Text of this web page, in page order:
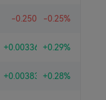
-0.250 -0.25%
+0.00336 +0.29%
+0.00383 +0.28%